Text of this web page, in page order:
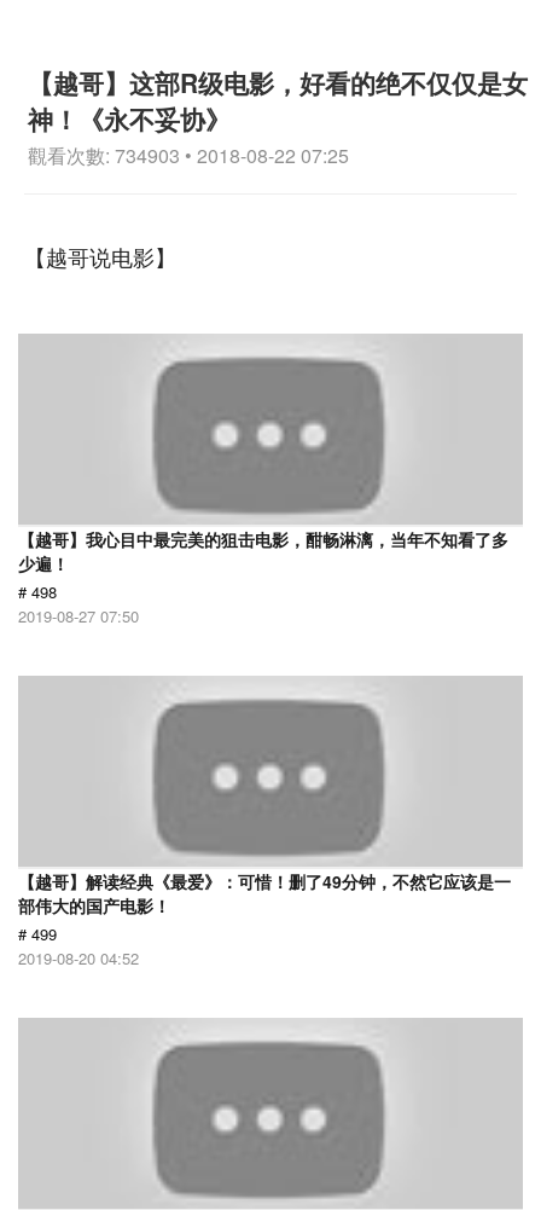
【越哥】这部R级电影，好看的绝不仅仅是女
神！《永不妥协》
觀看次數: 734903 • 2018-08-22 07:25
【越哥说电影】
【越哥】我心目中最完美的狙击电影，酣畅淋漓，当年不知看了多
少遍！
# 498
2019-08-27 07:50
【越哥】解读经典《最爱》：可惜！删了49分钟，不然它应该是一
部伟大的国产电影！
# 499
2019-08-20 04:52